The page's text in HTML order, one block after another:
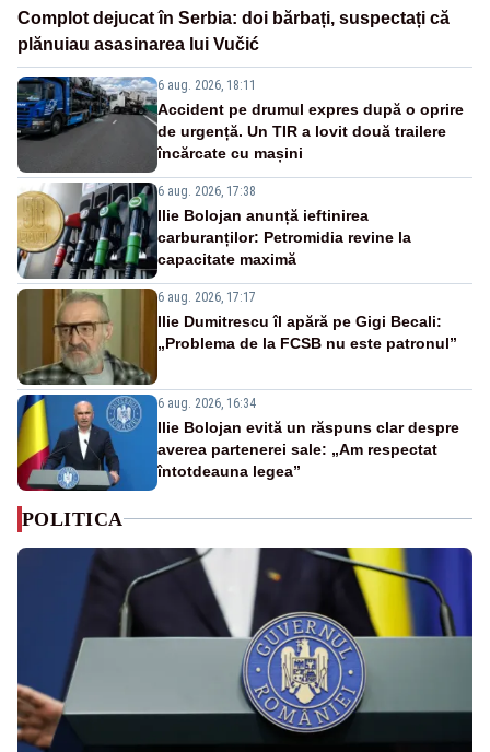
Complot dejucat în Serbia: doi bărbați, suspectați că
plănuiau asasinarea lui Vučić
6 aug. 2026, 18:11
Accident pe drumul expres după o oprire
de urgență. Un TIR a lovit două trailere
încărcate cu mașini
6 aug. 2026, 17:38
Ilie Bolojan anunță ieftinirea
carburanților: Petromidia revine la
capacitate maximă
6 aug. 2026, 17:17
Ilie Dumitrescu îl apără pe Gigi Becali:
„Problema de la FCSB nu este patronul”
6 aug. 2026, 16:34
Ilie Bolojan evită un răspuns clar despre
averea partenerei sale: „Am respectat
întotdeauna legea”
POLITICA